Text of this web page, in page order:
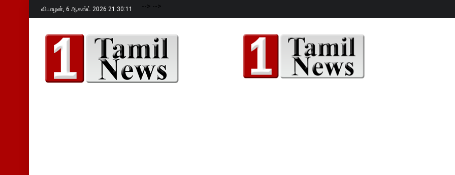
வியாழன், 6 ஆகஸ்ட் 2026 21:30:12 --> -->